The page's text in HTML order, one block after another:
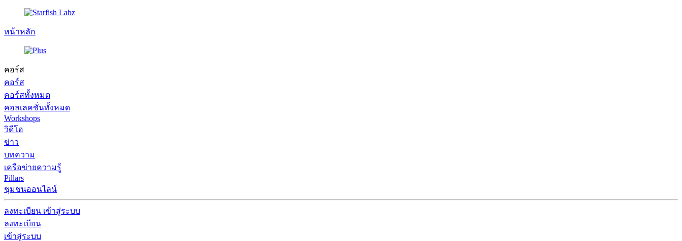
หน้าหลัก
คอร์ส
คอร์ส
คอร์สทั้งหมด
คอลเลคชั่นทั้งหมด
Workshops
วิดีโอ
ข่าว
บทความ
เครือข่ายความรู้
Pillars
ชุมชนออนไลน์
ลงทะเบียน เข้าสู่ระบบ
ลงทะเบียน
เข้าสู่ระบบ